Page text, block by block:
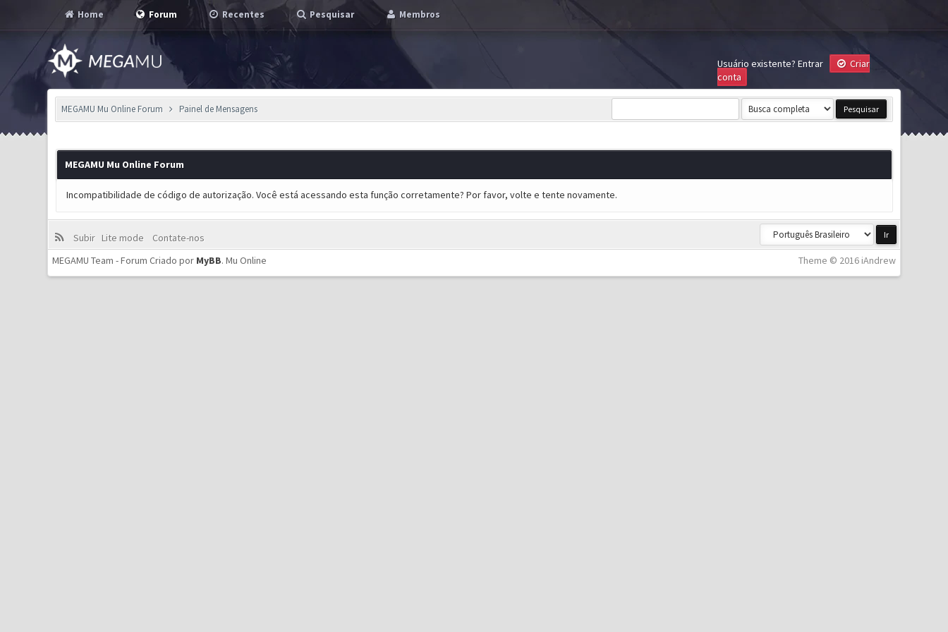
Home Forum Recentes Pesquisar Membros
Usuário existente? Entrar
Criar
conta
MEGAMU Mu Online Forum Painel de Mensagens
MEGAMU Mu Online Forum
Incompatibilidade de código de autorização. Você está acessando esta função corretamente? Por favor, volte e tente novamente.
Subir Lite mode
Contate-nos
Theme © 2016 iAndrew
MEGAMU Team - Forum Criado por MyBB.Mu Online